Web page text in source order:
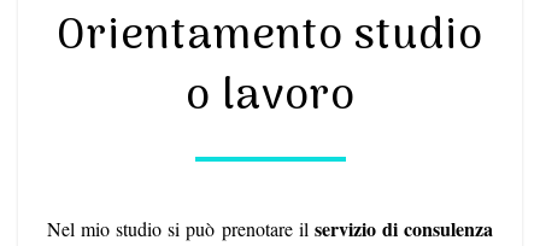
STUDIO
O
Orientamento studio
o lavoro
Nel mio studio si può prenotare il servizio di consulenza